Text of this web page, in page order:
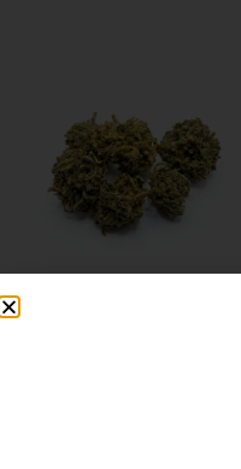
PINK PANTHER SMALL